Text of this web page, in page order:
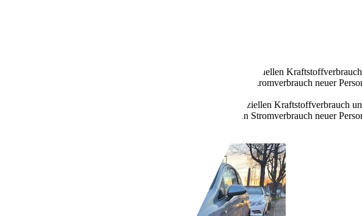
Weitere Informationen zum offiziellen
Kraftstoffverbrauch, die CO2-Emissionen und den Stromverbrauch neuer
Weitere Informationen zum offiziellen Kraftstoffverbrauch
Kraftstoffverbrauch, die CO2-Emissionen und den Stromverbrauch neuer